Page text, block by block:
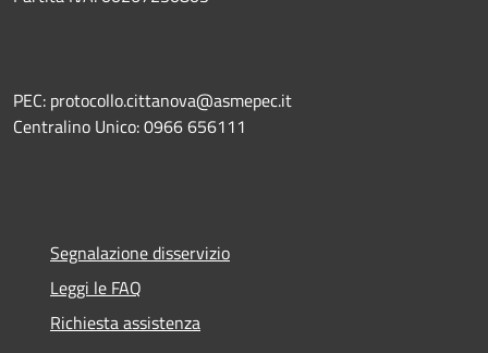
PEC: protocollo.cittanova@asmepec.it
Centralino Unico: 0966 656111
Segnalazione disservizio
Leggi le FAQ
Richiesta assistenza